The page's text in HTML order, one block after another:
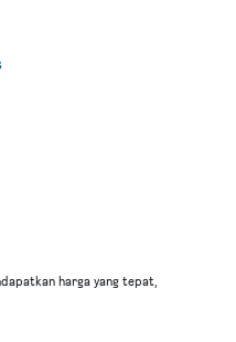
harga yang tepat,